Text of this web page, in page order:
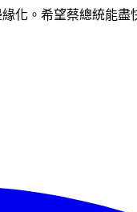
化。希望蔡總統能